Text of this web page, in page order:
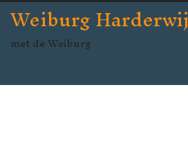
Weiburg
met de Weiburg